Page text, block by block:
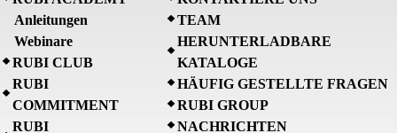
Anleitungen
Webinare
RUBI CLUB
RUBI
COMMITMENT
RUBI
TEAM
HERUNTERLADBARE
KATALOGE
HÄUFIG GESTELLTE FRAGEN
RUBI GROUP
NACHRICHTEN